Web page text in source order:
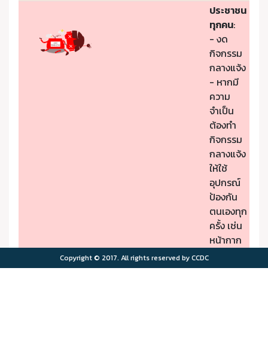
ประชาชน
ทุกคน:
- งด
กิจกรรม
กลางแจ้ง
- หากมี
ความ
จำเป็น
ต้องทำ
กิจกรรม
กลางแจ้ง
ให้ใช้
อุปกรณ์
ป้องกัน
ตนเองทุก
ครั้ง เช่น
หน้ากาก
PM2.5
Copyright © 2017. All rights reserved by CCDC